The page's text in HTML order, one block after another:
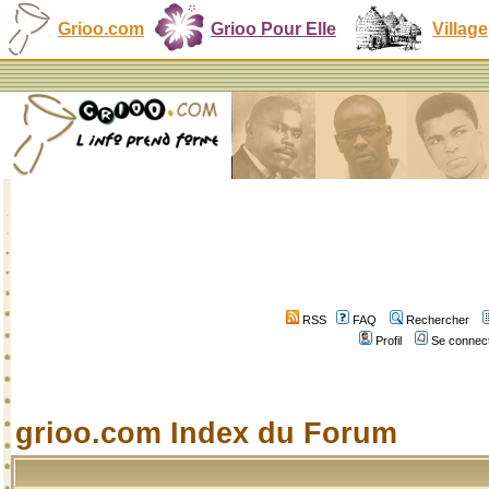
Grioo.com Grioo Pour Elle Village
RSS FAQ
Rechercher
Profil
Se
grioo.com Index du Forum